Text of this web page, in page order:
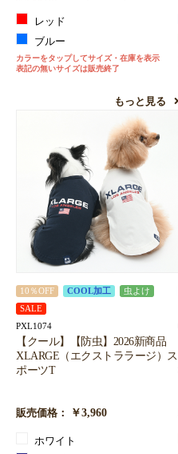
レッド
ブルー
カラーをタップしてサイズ・在庫を表示
表記の無いサイズは販売終了
もっと見る
10％OFF COOL加工
虫よけ
SALE
PXL1074
【クール】【防虫】2026新商品
XLARGE（エクストララージ）ス
ポーツT
販売価格： ￥3,960
ホワイト